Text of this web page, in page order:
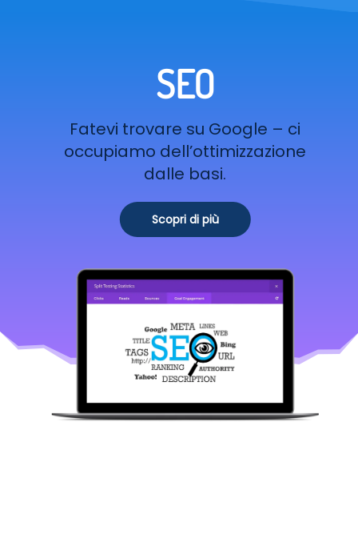
SEO
Fatevi trovare su Google – ci
occupiamo dell’ottimizzazione
dalle basi.
Scopri di più